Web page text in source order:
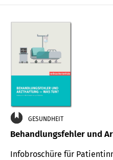
GESUNDHEIT
Behandlungsfehler und
Infobroschüre für